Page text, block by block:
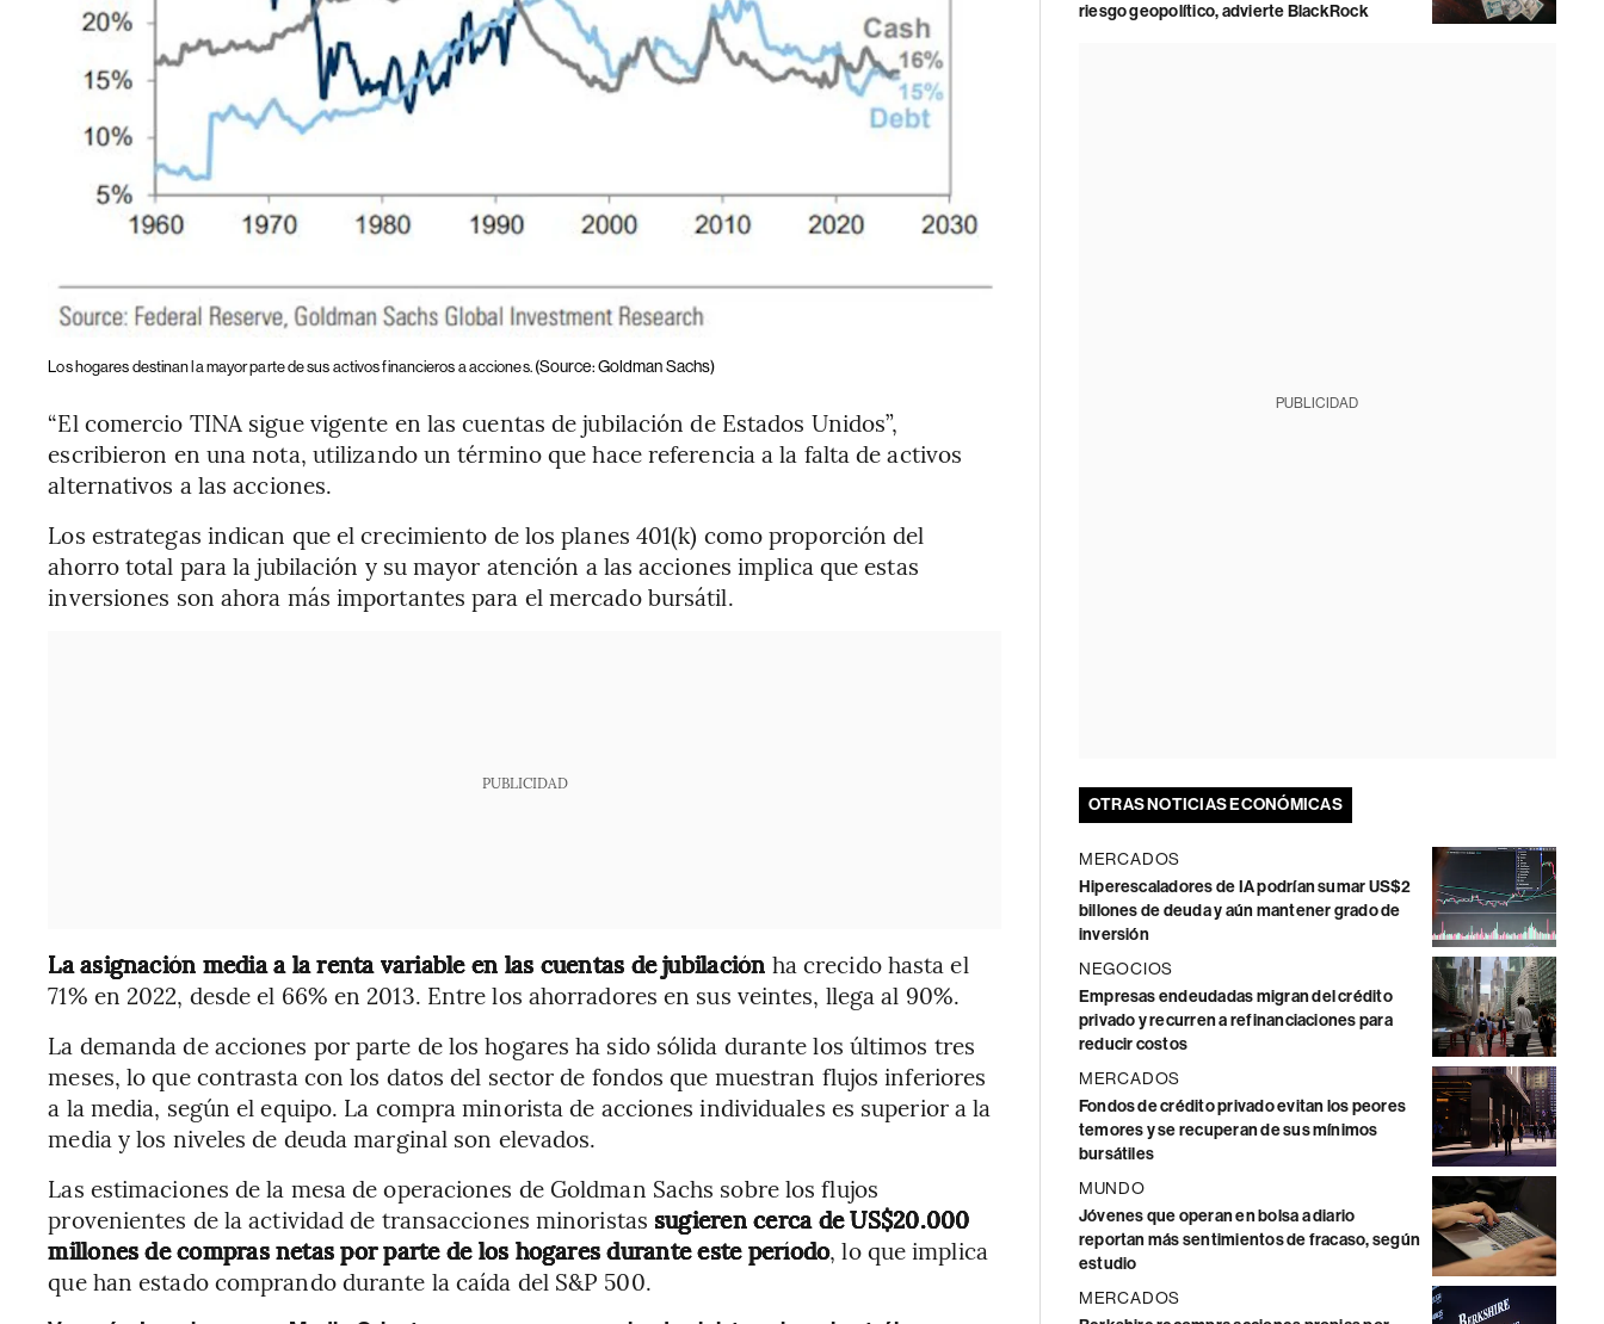
Los hogares destinan la mayor parte de sus activos financieros a acciones. (Source: Goldman Sachs)
“El comercio TINA sigue vigente en las cuentas de jubilación de Estados Unidos”,
escribieron en una nota, utilizando un término que hace referencia a la falta de activos
alternativos a las acciones.
Los estrategas indican que el crecimiento de los planes 401(k) como proporción del
ahorro total para la jubilación y su mayor atención a las acciones implica que estas
inversiones son ahora más importantes para el mercado bursátil.
PUBLICIDAD
La asignación media a la renta variable en las cuentas de jubilación ha crecido hasta el
71% en 2022, desde el 66% en 2013. Entre los ahorradores en sus veintes, llega al 90%.
La demanda de acciones por parte de los hogares ha sido sólida durante los últimos tres
meses, lo que contrasta con los datos del sector de fondos que muestran flujos inferiores
a la media, según el equipo. La compra minorista de acciones individuales es superior a la
media y los niveles de deuda marginal son elevados.
Las estimaciones de la mesa de operaciones de Goldman Sachs sobre los flujos
provenientes de la actividad de transacciones minoristas sugieren cerca de US$20.000
millones de compras netas por parte de los hogares durante este período, lo que implica
que han estado comprando durante la caída del S&P 500.
riesgo geopolítico, advierte BlackRock
PUBLICIDAD
OTRAS NOTICIAS ECONÓMICAS
MERCADOS
Hiperescaladores de IA podrían sumar US$2
billones de deuda y aún mantener grado de
inversión
NEGOCIOS
Empresas endeudadas migran del crédito
privado y recurren a refinanciaciones para
reducir costos
MERCADOS
Fondos de crédito privado evitan los peores
temores y se recuperan de sus mínimos
bursátiles
MUNDO
Jóvenes que operan en bolsa a diario
reportan más sentimientos de fracaso, según
estudio
MERCADOS